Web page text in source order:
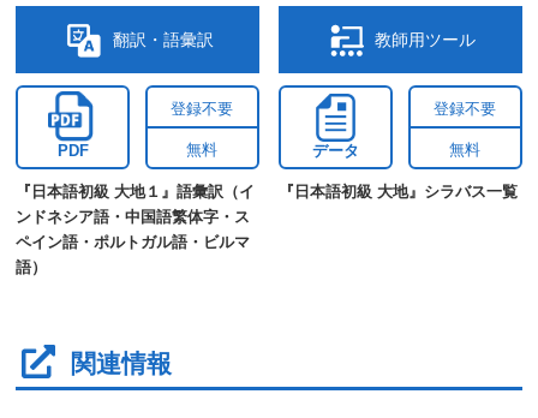
翻訳・語彙訳
PDF
登録不要
無料
『日本語初級 大地１』語彙訳（イ
ンドネシア語・中国語繁体字・ス
ペイン語・ポルトガル語・ビルマ
語）
教師用ツール
データ
登録不要
無料
『日本語初級 大地』シラバス一覧
関連情報